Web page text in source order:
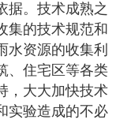
据。技术成熟之
集的技术规范和
水资源的收集利
、住宅区等各类
，大大加快技术
实验造成的不必